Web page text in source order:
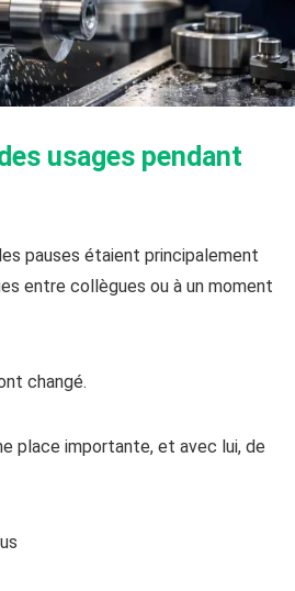
usages pendant
pauses étaient principalement
entre collègues ou à un moment
changé.
place importante, et avec lui, de